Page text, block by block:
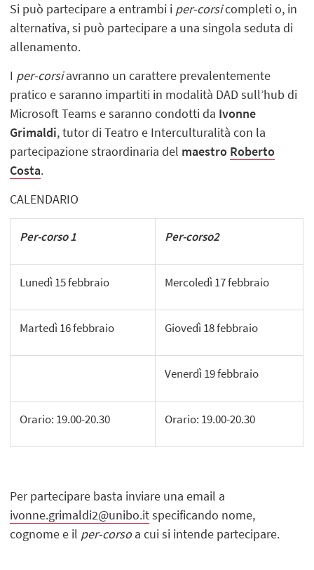
Si può partecipare a entrambi i per-corsicompleti o, in
alternativa, si può partecipare a una singola seduta di
allenamento.
I per-corsiavranno un carattere prevalentemente
pratico e saranno impartiti in modalità DAD sull’hub di
Microsoft Teams e saranno condotti da Ivonne
Grimaldi, tutor di Teatro e Interculturalità con la
partecipazione straordinaria del maestro Roberto
Costa.
CALENDARIO
Per-corso 1 Per-corso2
Lunedì 15 febbraio Mercoledì 17 febbraio
Martedì 16 febbraio Giovedì 18 febbraio
Venerdì 19 febbraio
Orario: 19.00-20.30 Orario: 19.00-20.30
Per partecipare basta inviare una email a
ivonne.grimaldi2@unibo.itspecificando nome,
cognome e il per-corsoa cui si intende partecipare.